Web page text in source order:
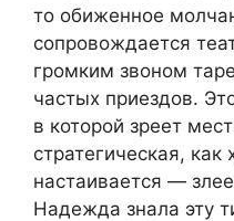
то обиженное
сопровождается
громким звоном
частых приездов.
в которой зреет
стратегическая,
настаивается —
Надежда знала эту